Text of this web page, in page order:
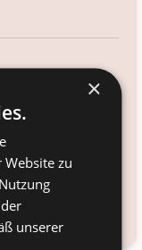
×
zu
unserer